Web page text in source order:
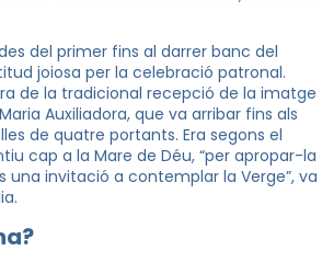
del primer fins al darrer banc del
joiosa per la celebració patronal.
de la tradicional recepció de la imatge
Auxiliadora, que va arribar fins als
de quatre portants. Era segons el
cap a la Mare de Déu, “per apropar-la
una invitació a contemplar la Verge”, va